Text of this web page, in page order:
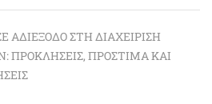
ΑΔΙΈΞΟΔΟ ΣΤΗ ΔΙΑΧΕΊΡΙΣΗ
ΠΡΟΚΛΉΣΕΙΣ, ΠΡΌΣΤΙΜΑ ΚΑΙ